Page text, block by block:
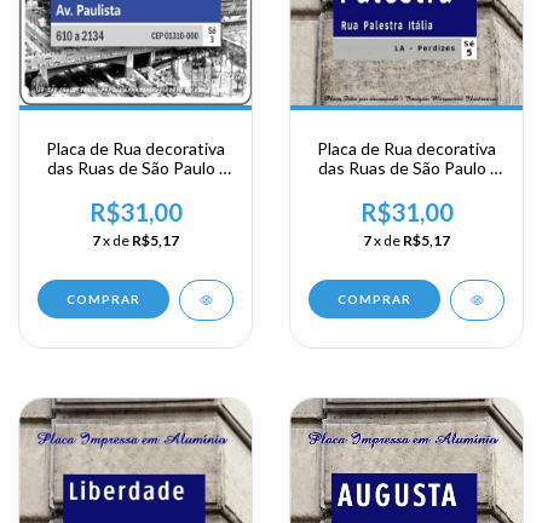
Placa de Rua decorativa
das Ruas de São Paulo -
R$31,00
7x de R$5,17
COMPRAR
Placa de Rua decorativa
das Ruas de São Paulo -
R$31,00
7x de R$5,17
COMPRAR